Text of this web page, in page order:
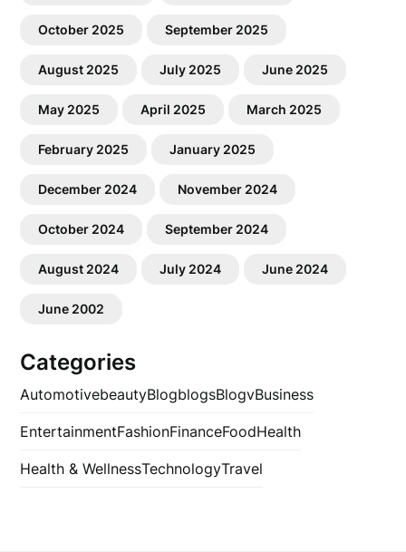
October 2025 September 2025
August 2025 July 2025 June 2025
May 2025 April 2025 March 2025
February 2025 January 2025
December 2024 November 2024
October 2024 September 2024
August 2024 July 2024 June 2024
June 2002
Categories
AutomotivebeautyBlogblogsBlogvBusiness
EntertainmentFashionFinanceFoodHealth
Health & WellnessTechnologyTravel